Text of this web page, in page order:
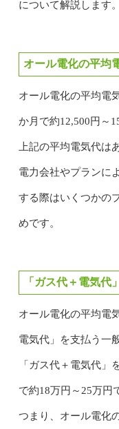
について解説します。
オール電化の平均
オール電化の平均電
か月で約12,500円～
上記の平均電気代は
電力会社やプランに
する際はいくつかの
めです。
「ガス代＋電気代
オール電化の平均電
電気代」を支払う一
「ガス代＋電気代」
で約18万円～25万円
つまり、オール電化